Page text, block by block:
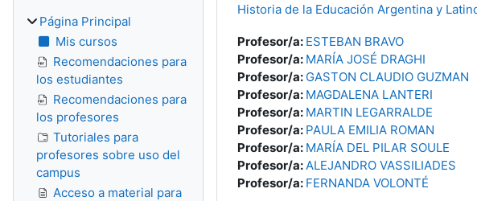
Historia de la Educación Argentina y
Profesor/a: ESTEBAN BRAVO
Profesor/a: MARÍA JOSÉ DRAGHI
Profesor/a: GASTON CLAUDIO GUZMAN
Profesor/a: MAGDALENA LANTERI
Profesor/a: MARTIN LEGARRALDE
Profesor/a: PAULA EMILIA ROMAN
Profesor/a: MARÍA DEL PILAR SOULE
Profesor/a:ALEJANDRO VASSILIADES
Profesor/a: FERNANDA VOLONTÉ
Página Principal
Mis cursos
Recomendaciones para
los estudiantes
Recomendaciones para
los profesores
Tutoriales para
profesores sobre uso del
campus
Acceso a material para